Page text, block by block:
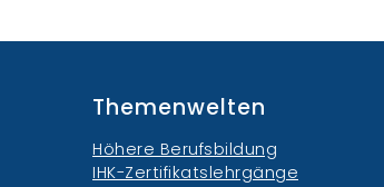
Themenwelten
Höhere Berufsbildung
IHK-Zertifikatslehrgänge